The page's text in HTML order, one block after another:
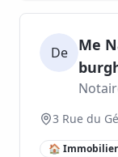
De
Me
3 Rue du
🏠 Immobilier